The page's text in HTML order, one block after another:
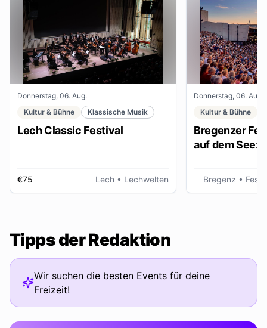
Donnerstag, 06. Aug.
Kultur & Bühne
Klassische Musik
Lech Classic Festival
€75 Lech • Lechwelten
Donnerstag, 06. Aug.
Kultur & Bühne
Bregenzer
auf dem See:
Bregenz •
Tipps der Redaktion
Wir suchen die besten Events für deine
Freizeit!